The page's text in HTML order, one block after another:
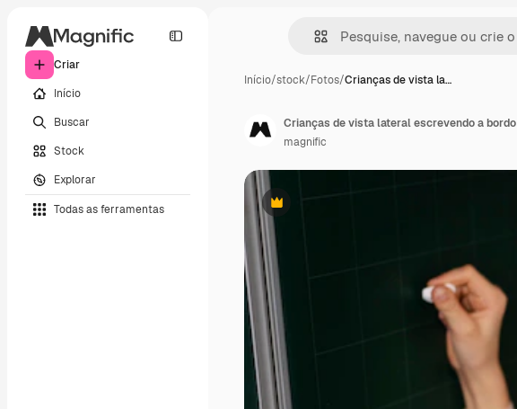
Criar
Início
Buscar
Stock
Explorar
Todas as ferramentas
Início/stock/Fotos/Crianças de vista la…
Premium
Crianças de vista lateral escrevendo a bordo
magnific